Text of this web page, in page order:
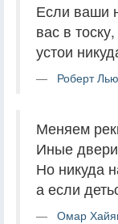
Если ваши
вас в
устои
Роберт
Меняем
Иные
Но никуда
а если
Омар